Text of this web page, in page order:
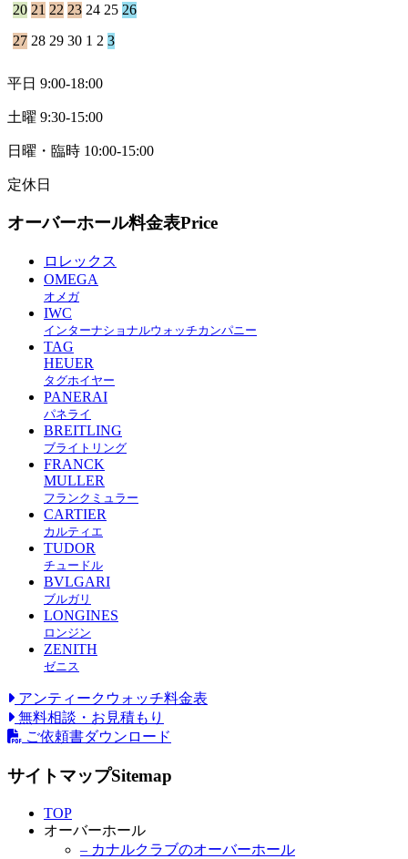
20 21 22 23 24 25 26
27 28 29 30 1 2 3
平日 9:00-18:00
土曜 9:30-15:00
日曜・臨時 10:00-15:00
定休日
オーバーホール料金表Price
ロレックス
OMEGA
オメガ
IWC
インターナショナルウォッチカンパニー
TAG
HEUER
タグホイヤー
PANERAI
パネライ
BREITLING
ブライトリング
FRANCK
MULLER
フランクミュラー
CARTIER
カルティエ
TUDOR
チュードル
BVLGARI
ブルガリ
LONGINES
ロンジン
ZENITH
ゼニス
アンティークウォッチ料金表
無料相談・お見積もり
ご依頼書ダウンロード
サイトマップSitemap
TOP
オーバーホール
– カナルクラブのオーバーホール